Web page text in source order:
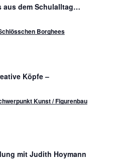
aus dem Schulalltag…
Borghees
Köpfe –
Kunst / Figurenbau
mit Judith Hoymann